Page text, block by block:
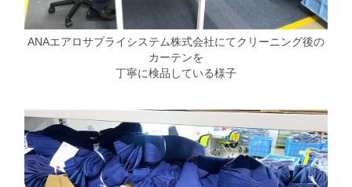
ANAエアロサプライシステム株式会社にてクリーニング後の
カーテンを
丁寧に検品している様子